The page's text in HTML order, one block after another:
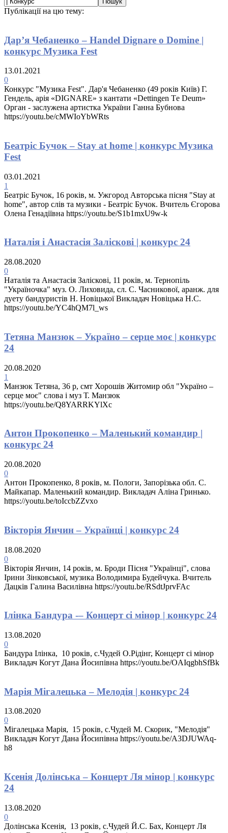
Публікації на цю тему:
Дар’я Чебаненко – Handel Dignare o Domine |
конкурс Музика Fest
13.01.2021
0
Конкурс "Музика Fest". Дар'я Чебаненко (49 років Київ) Г.
Гендель, арія «DIGNARE» з кантати «Dettingen Тe Deum»
Орган - заслужена артистка України Ганна Бубнова
https://youtu.be/cMWIoYbWRts
Беатріс Бучок – Stay at home | конкурс Музика
Fest
03.01.2021
1
Беатріс Бучок, 16 років, м. Ужгород Авторська пісня "Stay at
home", автор слів та музики - Беатріс Бучок. Вчитель Єгорова
Олена Генадіївна https://youtu.be/S1b1mxU9w-k
Наталія і Анастасія Заліскові | конкурс 24
28.08.2020
0
Наталія та Анастасія Заліскові, 11 років, м. Тернопіль
"Україночка" муз. О. Лиховида, сл. С. Часникової, аранж. для
дуету бандуристів Н. Новіцької Викладач Новіцька Н.С.
https://youtu.be/YC4hQM7l_ws
Тетяна Манзюк – Україно – серце моє | конкурс
24
20.08.2020
1
Манзюк Тетяна, 36 р, смт Хорошів Житомир обл "Україно –
серце моє" слова і муз Т. Манзюк
https://youtu.be/Q8YARRKYlXc
Антон Прокопенко – Маленький командир |
конкурс 24
20.08.2020
0
Антон Прокопенко, 8 рокiв, м. Пологи, Запорiзька обл. С.
Майкапар. Маленький командир. Викладач Алiна Гринько.
https://youtu.be/toIccbZZvxo
Вікторія Янчин – Українці | конкурс 24
18.08.2020
0
Вікторія Янчин, 14 років, м. Броди Пісня "Українці", слова
Ірини Зінковської, музика Володимира Будейчука. Вчитель
Дацків Галина Василівна https://youtu.be/RSdtJprvFAc
Iлiнка Бандура -– Концерт сi мiнор | конкурс 24
13.08.2020
0
Бандура Iлiнка, 10 років, с.Чудей О.Рiдiнг, Концерт сi мiнор
Викладач Когут Дана Йосипівна https://youtu.be/OAIqgbhSfBk
Марія Мігалецька – Мелодія | конкурс 24
13.08.2020
0
Мігалецька Марія, 15 років, с.Чудей М. Скорик, "Мелодія"
Викладач Когут Дана Йосипівна https://youtu.be/A3DJUWAq-
h8
Ксенiя Долiнська – Концерт Ля мiнор | конкурс
24
13.08.2020
0
Долiнська Ксенiя, 13 років, с.Чудей Й.С. Бах, Концерт Ля